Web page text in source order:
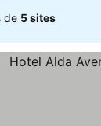
de 5 sites